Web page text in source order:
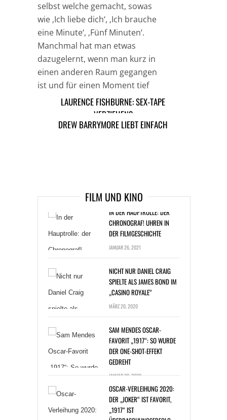
selbst welche gemacht, sowas
wie ‚Ich liebe dich‘, ‚Ich brauche
eine Minute‘, ‚Fünf Minuten‘.
Manchmal hat man etwas
dazugelernt, wenn man kurz in
einen anderen Raum gegangen
ist und für einen Moment tief
durchgeatmet hat.“
DREW BARRYMORE HOLLYWOOD
LAURENCE FISHBURNE: SEX-TAPE
VERZIEHEN?
DREW BARRYMORE LIEBT EINFACH
FILM UND KINO
IN DER HAUPTROLLE: DER
DER FILMGESCHICHTE
JANUAR 26, 2021
SPIELTE ALS JAMES BOND IM
„CASINO ROYALE“
MÄRZ 20, 2020
FAVORIT „1917“: SO WURDE
DER ONE-SHOT-EFFEKT
GEDREHT
JANUAR 20, 2020
OSCAR-VERLEIHUNG 2020:
DER „JOKER“ IST FAVORIT,
„1917“ IST
ÜBERRASCHUNGSERFOLG